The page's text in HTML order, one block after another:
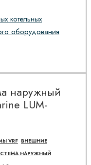
котельных
оборудования
наружный
LUM-
VRF ВНЕШНИЕ
НАРУЖНЫЙ